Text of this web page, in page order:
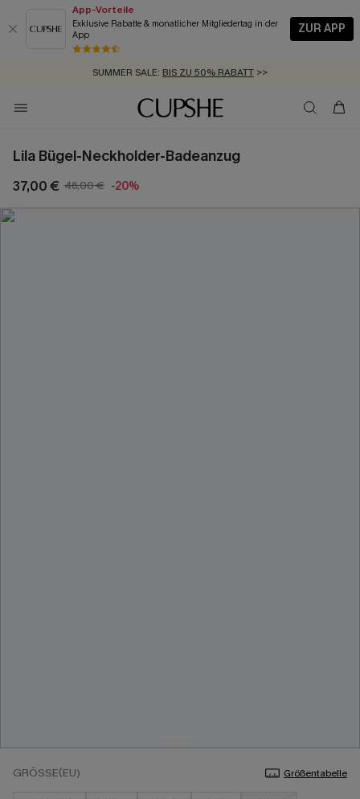
App-Vorteile
Exklusive Rabatte & monatlicher Mitgliedertag in der
App
ZUR APP
GRATIS MASSBAND MIT JEDEM SCHNELLVERSAND-ARTIKEL >>
SUMMER SALE: BIS ZU 50% RABATT >>
ZUM NEWSLETTER:BIS ZU -20% EXTRA ERHALTEN
KOSTENLOSER VERSAND AB 89 €
Lila Bügel-Neckholder-Badeanzug
37,00 € 46,00 € -20%
GRÖSSE(EU) Größentabelle